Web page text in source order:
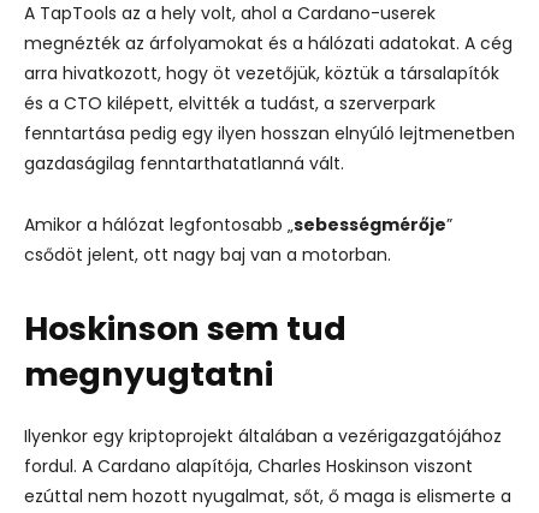
A TapTools az a hely volt, ahol a Cardano-userek
megnézték az árfolyamokat és a hálózati adatokat. A cég
arra hivatkozott, hogy öt vezetőjük, köztük a társalapítók
és a CTO kilépett, elvitték a tudást, a szerverpark
fenntartása pedig egy ilyen hosszan elnyúló lejtmenetben
gazdaságilag fenntarthatatlanná vált.
Amikor a hálózat legfontosabb „sebességmérője”
csődöt jelent, ott nagy baj van a motorban.
Hoskinson sem tud
megnyugtatni
Ilyenkor egy kriptoprojekt általában a vezérigazgatójához
fordul. A Cardano alapítója, Charles Hoskinson viszont
ezúttal nem hozott nyugalmat, sőt, ő maga is elismerte a